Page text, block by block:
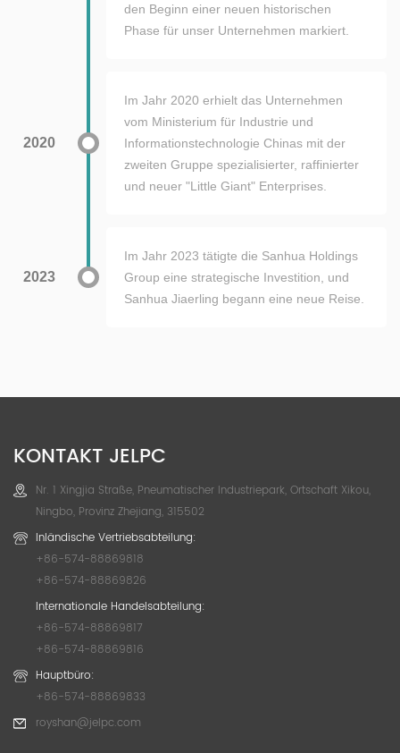
den Beginn einer neuen historischen
Phase für unser Unternehmen markiert.
2020
Im Jahr 2020 erhielt das Unternehmen
vom Ministerium für Industrie und
Informationstechnologie Chinas mit der
zweiten Gruppe spezialisierter, raffinierter
und neuer "Little Giant" Enterprises.
2023
Im Jahr 2023 tätigte die Sanhua Holdings
Group eine strategische Investition, und
Sanhua Jiaerling begann eine neue Reise.
KONTAKT JELPC
Nr. 1 Xingjia Straße, Pneumatischer Industriepark, Ortschaft Xikou,
Ningbo, Provinz Zhejiang, 315502
Inländische Vertriebsabteilung:
+86-574-88869818
+86-574-88869826
Internationale Handelsabteilung:
+86-574-88869817
+86-574-88869816
Hauptbüro:
+86-574-88869833
royshan@jelpc.com